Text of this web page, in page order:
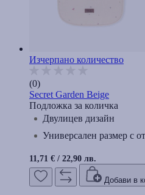
Изчерпано количество
(0)
Secret Garden Beige
Подложка за количка
Двулицев дизайн
Универсален размер с
11,71 € / 22,90 лв.
Добави в